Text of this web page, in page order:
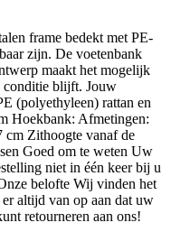
frame bedekt met PE-
zijn. De voetenbank
maakt het mogelijk
conditie blijft. Jouw
(polyethyleen) rattan en
Hoekbank: Afmetingen:
Zithoogte vanaf de
Goed om te weten Uw
niet in één keer bij u
belofte Wij vinden het
altijd van op aan dat uw
retourneren aan ons!